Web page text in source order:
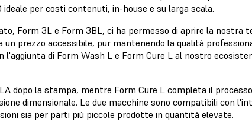
per costi contenuti, in-house e su larga scala.
Form 3L e Form 3BL, ci ha permesso di aprire la nostra
prezzo accessibile, pur mantenendo la qualità
l'aggiunta di Form Wash L e Form Cure L al nostro
dopo la stampa, mentre Form Cure L completa il
dimensionale. Le due macchine sono compatibili con
sia per parti più piccole prodotte in quantità elevate.